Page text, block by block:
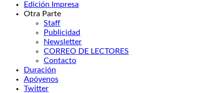
Edición Impresa
Otra Parte
Staff
Publicidad
Newsletter
CORREO DE LECTORES
Contacto
Duración
Apóyenos
Twitter